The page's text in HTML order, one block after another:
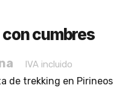
con cumbres
IVA incluido
de trekking en Pirineos